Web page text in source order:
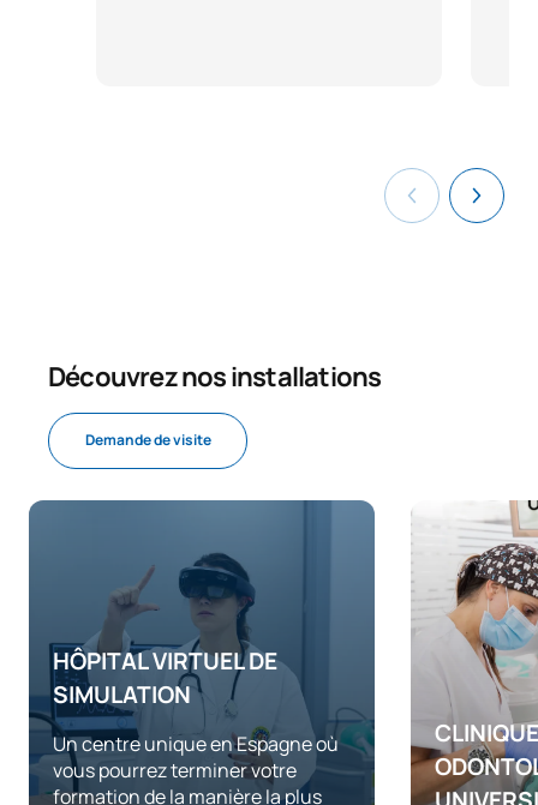
Découvrez nos installations
Demande de visite
HÔPITAL VIRTUEL DE
SIMULATION
Un centre unique en Espagne où
vous pourrez terminer votre
formation de la manière la plus
CLINIQUE